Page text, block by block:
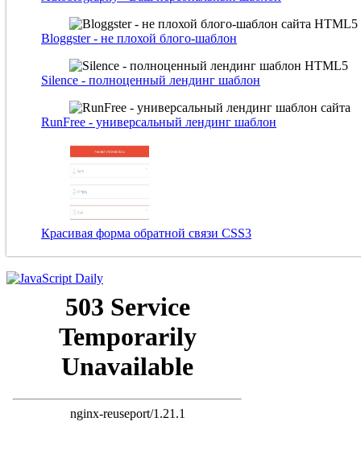
Bloggster - не плохой блого-шаблон
Silence - полноценный лендинг шаблон
RunFree - универсальный лендинг шаблон
Красивая форма обратной связи CSS3